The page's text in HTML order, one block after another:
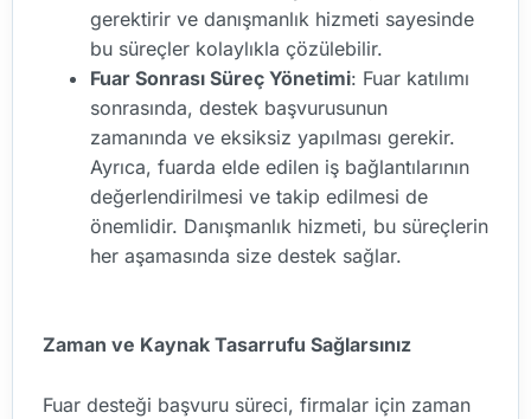
gerektirir ve danışmanlık hizmeti sayesinde
bu süreçler kolaylıkla çözülebilir.
Fuar Sonrası Süreç Yönetimi: Fuar katılımı
sonrasında, destek başvurusunun
zamanında ve eksiksiz yapılması gerekir.
Ayrıca, fuarda elde edilen iş bağlantılarının
değerlendirilmesi ve takip edilmesi de
önemlidir. Danışmanlık hizmeti, bu süreçlerin
her aşamasında size destek sağlar.
Zaman ve Kaynak Tasarrufu Sağlarsınız
Fuar desteği başvuru süreci, firmalar için zaman